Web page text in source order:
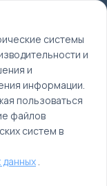
системы
и
и
информации.
пользоваться
файлов
систем в
.